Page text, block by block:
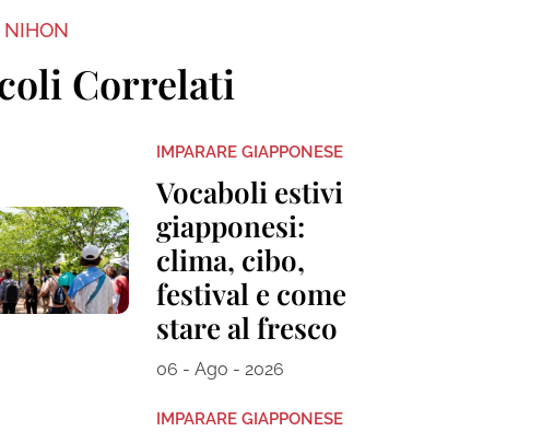
NIHON
Correlati
IMPARARE GIAPPONESE
Vocaboli estivi
giapponesi:
clima, cibo,
festival e come
stare al fresco
06 - Ago - 2026
IMPARARE GIAPPONESE